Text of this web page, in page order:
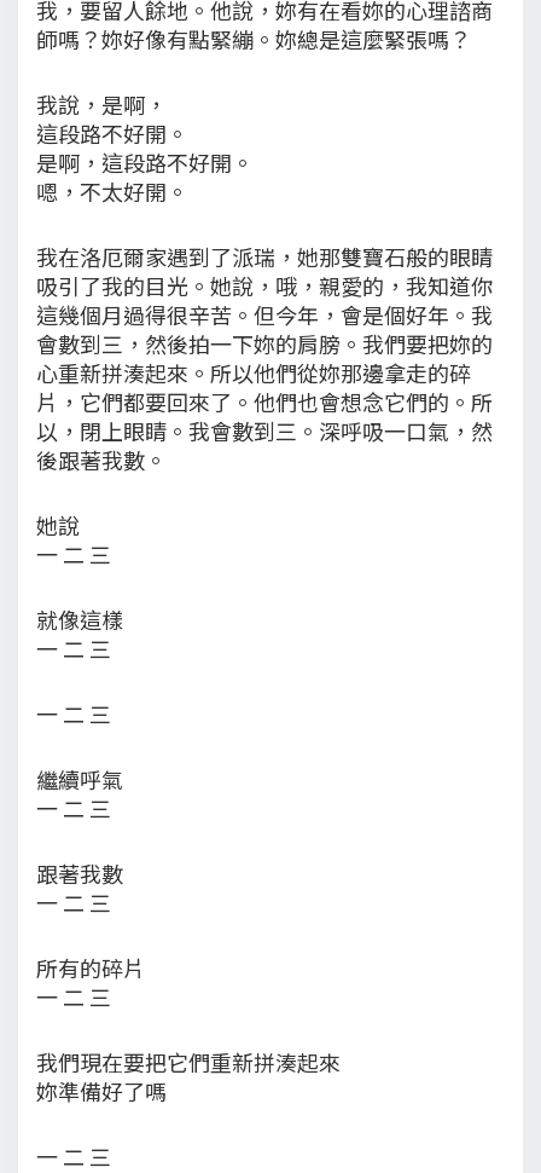
我，要留人餘地。他說，妳有在看妳的心理諮商
師嗎？妳好像有點緊繃。妳總是這麼緊張嗎？
我說，是啊，
這段路不好開。
是啊，這段路不好開。
嗯，不太好開。
我在洛厄爾家遇到了派瑞，她那雙寶石般的眼睛
吸引了我的目光。她說，哦，親愛的，我知道你
這幾個月過得很辛苦。但今年，會是個好年。我
會數到三，然後拍一下妳的肩膀。我們要把妳的
心重新拼湊起來。所以他們從妳那邊拿走的碎
片，它們都要回來了。他們也會想念它們的。所
以，閉上眼睛。我會數到三。深呼吸一口氣，然
後跟著我數。
她說
一 二 三
就像這樣
一 二 三
一 二 三
繼續呼氣
一 二 三
跟著我數
一 二 三
所有的碎片
一 二 三
我們現在要把它們重新拼湊起來
妳準備好了嗎
一 二 三